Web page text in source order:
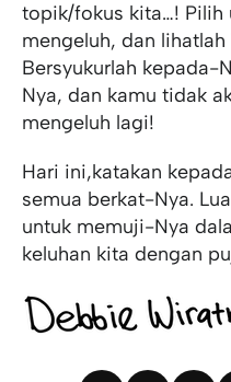
topik/fokus kita…! Pilih
mengeluh, dan
Bersyukurlah kepada-
Nya, dan kamu tidak
mengeluh lagi!
Hari ini,katakan
semua berkat-Nya.
untuk memuji-Nya
keluhan kita dengan